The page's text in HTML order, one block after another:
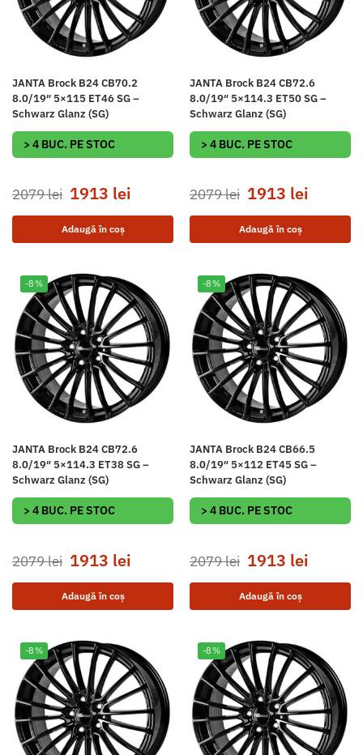
JANTA Brock B24 CB70.2
8.0/19″ 5×115 ET46 SG –
Schwarz Glanz (SG)
> 4 BUC. PE STOC
2079lei 1913 lei
Adaugă în coș
JANTA Brock B24 CB72.6
8.0/19″ 5×114.3 ET50 SG –
Schwarz Glanz (SG)
> 4 BUC. PE STOC
2079lei 1913 lei
Adaugă în coș
-8%
JANTA Brock B24 CB72.6
8.0/19″ 5×114.3 ET38 SG –
Schwarz Glanz (SG)
> 4 BUC. PE STOC
2079lei 1913 lei
Adaugă în coș
-8%
JANTA Brock B24 CB66.5
8.0/19″ 5×112 ET45 SG –
Schwarz Glanz (SG)
> 4 BUC. PE STOC
2079lei 1913 lei
Adaugă în coș
-8% -8%